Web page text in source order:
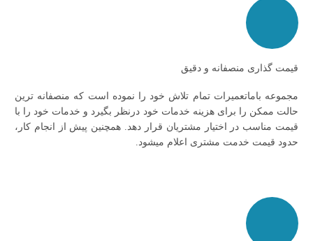
قیمت گذاری منصفانه و دقیق
مجموعه باماتعمیرات تمام تلاش خود را نموده است که منصفانه ترین
حالت ممکن را برای هزینه خدمات خود درنظر بگیرد و خدمات خود را با
قیمت مناسب در اختیار مشتریان قرار دهد. همچنین پیش از انجام کار،
حدود قیمت خدمت مشتری اعلام میشود.